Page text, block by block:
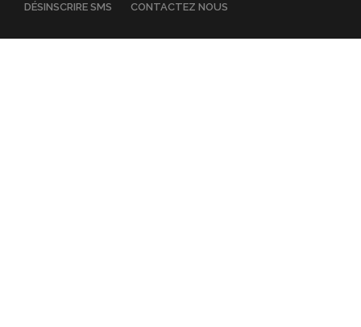
DÉSINSCRIRE SMS
CONTACTEZ NOUS